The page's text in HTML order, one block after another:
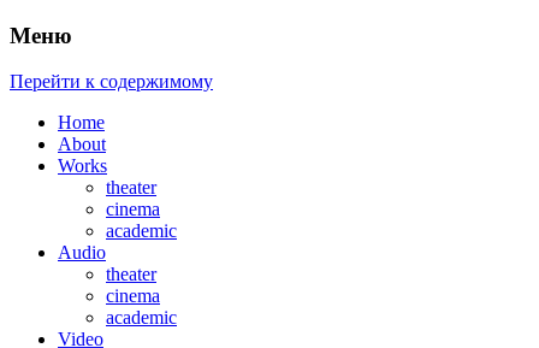
Ирина Белова
Меню
Перейти к содержимому
Home
About
Works
theater
cinema
academic
Audio
theater
cinema
academic
Video